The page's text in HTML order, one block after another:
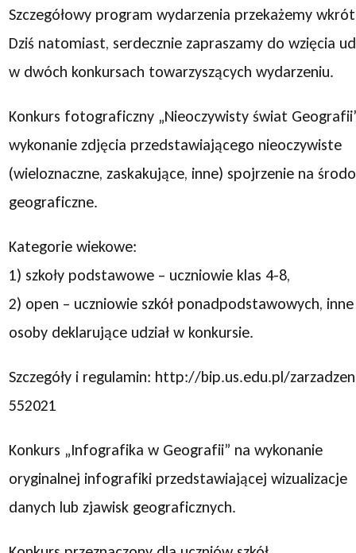
Szczegółowy program wydarzenia przekażemy
Dziś natomiast, serdecznie zapraszamy do wzięcia
w dwóch konkursach towarzyszących wydarzeniu.
Konkurs fotograficzny „Nieoczywisty świat
wykonanie zdjęcia przedstawiającego nieoczywiste
(wieloznaczne, zaskakujące, inne) spojrzenie na
geograficzne.
Kategorie wiekowe:
1) szkoły podstawowe – uczniowie klas 4-8,
2) open – uczniowie szkół ponadpodstawowych, inne
osoby deklarujące udział w konkursie.
Szczegóły i regulamin: http://bip.us.edu.pl/
552021
Konkurs „Infografika w Geografii” na wykonanie
oryginalnej infografiki przedstawiającej wizualizacje
danych lub zjawisk geograficznych.